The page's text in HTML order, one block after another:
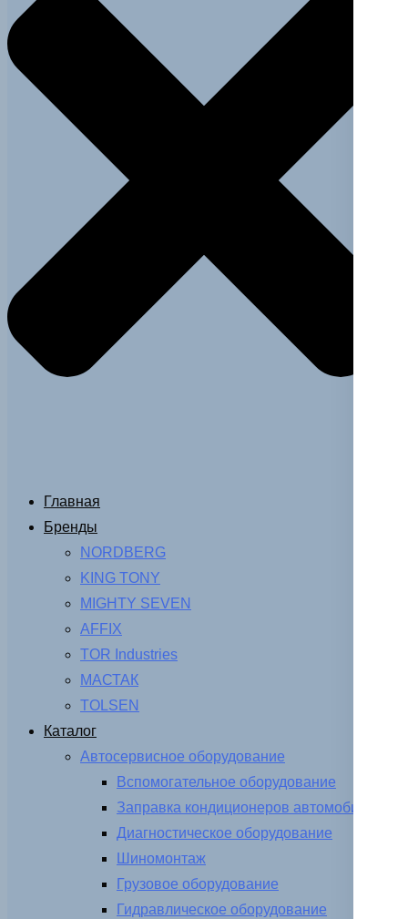
Главная
Бренды
NORDBERG
KING TONY
MIGHTY SEVEN
AFFIX
TOR Industries
МАСТАК
TOLSEN
Каталог
Автосервисное оборудование
Вспомогательное оборудование
Заправка кондиционеров автомобиля
Диагностическое оборудование
Шиномонтаж
Грузовое оборудование
Гидравлическое оборудование